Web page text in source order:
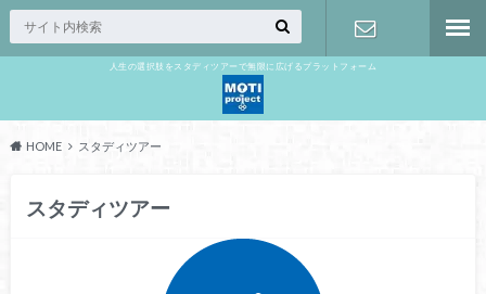
人生の選択肢をスタディツアーで無限に広げるプラットフォーム
HOME スタディツアー
スタディツアー